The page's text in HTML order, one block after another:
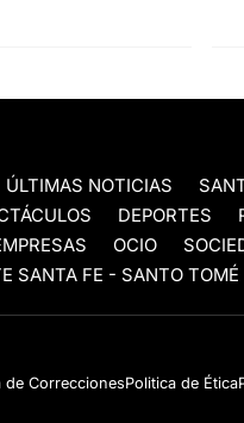
ÚLTIMAS NOTICIAS
DEPORTES
OCIO
SANTA FE - SANTO TOMÉ
de CorreccionesPolitica de Ética